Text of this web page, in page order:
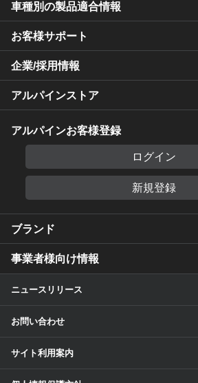
車種別の製品適合情報
お客様サポート
企業/採用情報
アルパインストア
アルパインお客様登録
ログイン
新規登録
ブランド
事業者様向け情報
ニュースリリース
お問い合わせ
サイト利用案内